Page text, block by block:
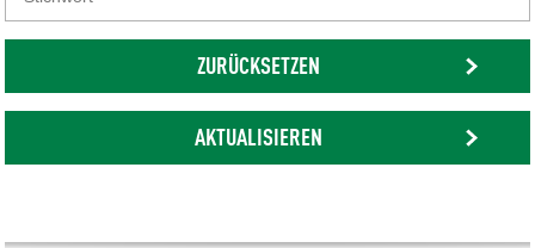
ZURÜCKSETZEN
AKTUALISIEREN